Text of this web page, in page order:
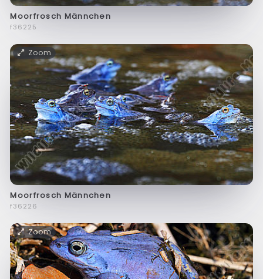
Moorfrosch Männchen
f36225
Zoom
Moorfrosch Männchen
f36226
Zoom